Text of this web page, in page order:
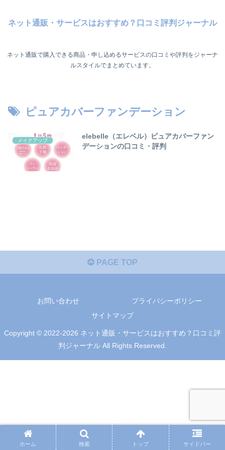
ネット通販・サービスはおすすめ？口コミ評判ジャーナル
ネット通販で購入できる商品・申し込めるサービスの口コミや評判をジャーナ
ルスタイルでまとめています。
ピュアカバーファンデーション
メイクアップ
elebelle（エレベル）ピュアカバーファン
デーションの口コミ・評判
PAGE TOP
お問い合わせ
プライバシーポリシー
サイトマップ
Copyright © 2022-2026 ネット通販・サービスはおすすめ？口コミ評
判ジャーナル All Rights Reserved.
ホーム 検索 トップ サイドバー